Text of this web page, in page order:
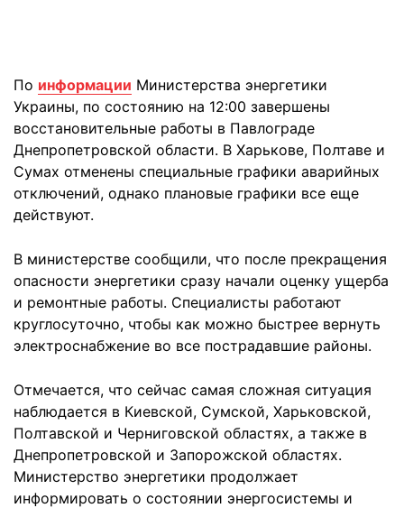
По информации Министерства энергетики
Украины, по состоянию на 12:00 завершены
восстановительные работы в Павлограде
Днепропетровской области. В Харькове, Полтаве и
Сумах отменены специальные графики аварийных
отключений, однако плановые графики все еще
действуют.
В министерстве сообщили, что после прекращения
опасности энергетики сразу начали оценку ущерба
и ремонтные работы. Специалисты работают
круглосуточно, чтобы как можно быстрее вернуть
электроснабжение во все пострадавшие районы.
Отмечается, что сейчас самая сложная ситуация
наблюдается в Киевской, Сумской, Харьковской,
Полтавской и Черниговской областях, а также в
Днепропетровской и Запорожской областях.
Министерство энергетики продолжает
информировать о состоянии энергосистемы и